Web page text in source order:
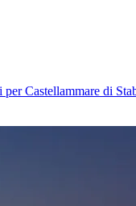
per Castellammare di